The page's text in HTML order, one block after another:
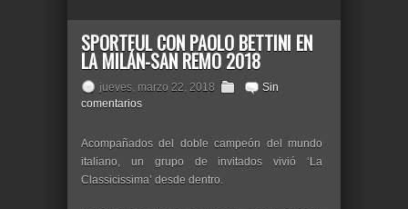
SPORTFUL CON PAOLO BETTINI EN
LA MILÁN-SAN REMO 2018
jueves, marzo 22, 2018
Sin
comentarios
Acompañados del doble campeón del mundo
italiano, un grupo de invitados vivió ‘La
Classicissima’ desde dentro.